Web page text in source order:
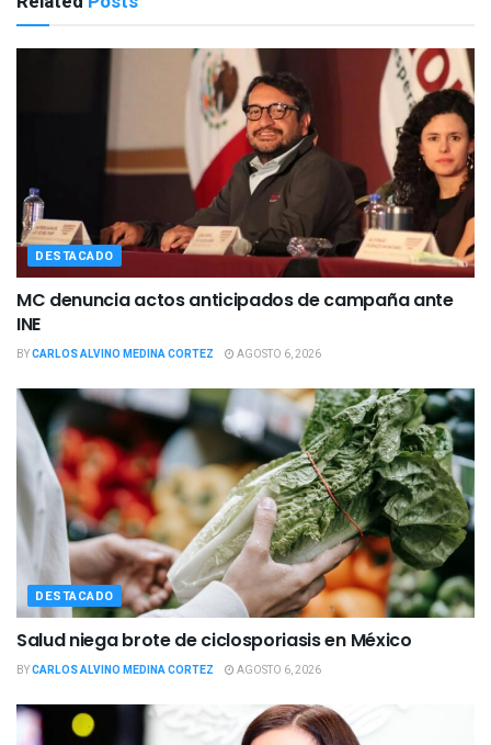
DESTACADO
MC denuncia actos anticipados de campaña ante
INE
BYCARLOS ALVINO MEDINA CORTEZ AGOSTO 6, 2026
DESTACADO
Salud niega brote de ciclosporiasis en México
BYCARLOS ALVINO MEDINA CORTEZ AGOSTO 6, 2026